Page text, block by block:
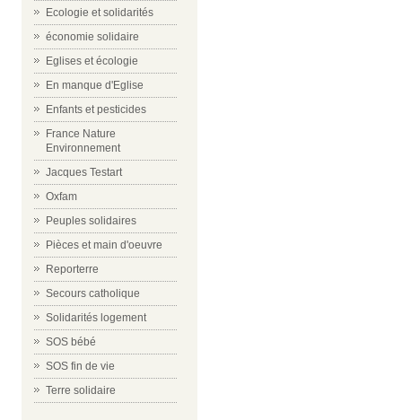
Ecologie et solidarités
économie solidaire
Eglises et écologie
En manque d'Eglise
Enfants et pesticides
France Nature
Environnement
Jacques Testart
Oxfam
Peuples solidaires
Pièces et main d'oeuvre
Reporterre
Secours catholique
Solidarités logement
SOS bébé
SOS fin de vie
Terre solidaire